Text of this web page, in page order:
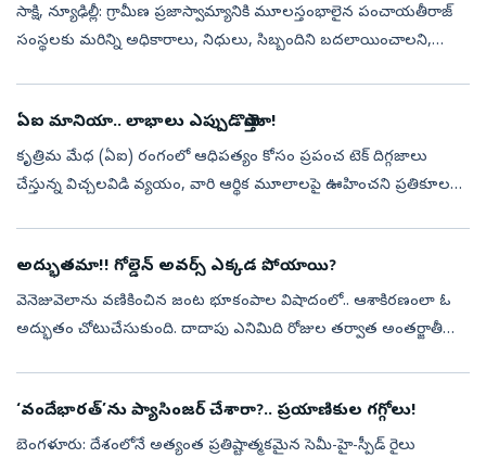
సాక్షి, న్యూఢిల్లీ: గ్రామీణ ప్రజాస్వామ్యానికి మూలస్తంభాలైన పంచాయతీరాజ్‌
సంస్థలకు మరిన్ని అధికారాలు, నిధులు, సిబ్బందిని బదలాయించాలని,
ఏఐ మానియా.. లాభాలు ఎప్పుడొస్తాయో!
కృత్రిమ మేధ (ఏఐ) రంగంలో ఆధిపత్యం కోసం ప్రపంచ టెక్ దిగ్గజాలు
చేస్తున్న విచ్చలవిడి వ్యయం, వారి ఆర్థిక మూలాలపై ఊహించని ప్రతికూల
అద్భుతమా!! గోల్డెన్ అవర్స్ ఎక్కడ పోయాయి?
వెనెజువెలాను వణికించిన జంట భూకంపాల విషాదంలో.. ఆశాకిరణంలా ఓ
అద్భుతం చోటుచేసుకుంది. దాదాపు ఎనిమిది రోజుల తర్వాత అంతర్జాతీయ
‘వందేభారత్‌’ను ప్యాసింజర్‌ చేశారా?.. ప్రయాణికుల గగ్గోలు!
బెంగళూరు: దేశంలోనే అత్యంత ప్రతిష్టాత్మకమైన సెమీ-హై-స్పీడ్ రైలు